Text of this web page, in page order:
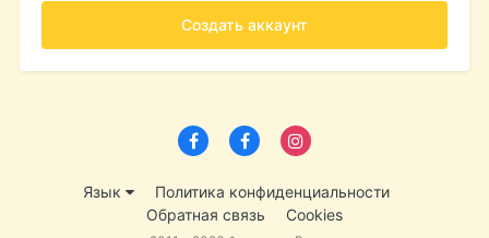
Создать аккаунт
Язык
Политика конфиденциальности
Обратная связь
Cookies